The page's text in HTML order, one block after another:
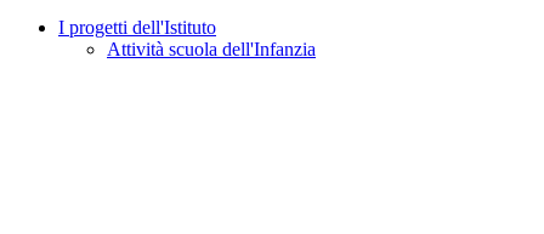
I progetti dell'Istituto
Attività scuola dell'Infanzia